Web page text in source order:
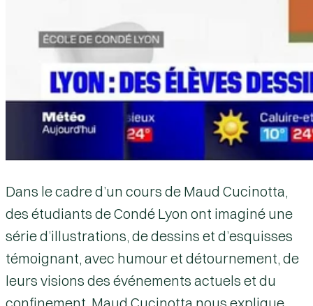
Dans le cadre d’un cours de Maud Cucinotta,
des étudiants de Condé Lyon ont imaginé une
série d’illustrations, de dessins et d’esquisses
témoignant, avec humour et détournement, de
leurs visions des événements actuels et du